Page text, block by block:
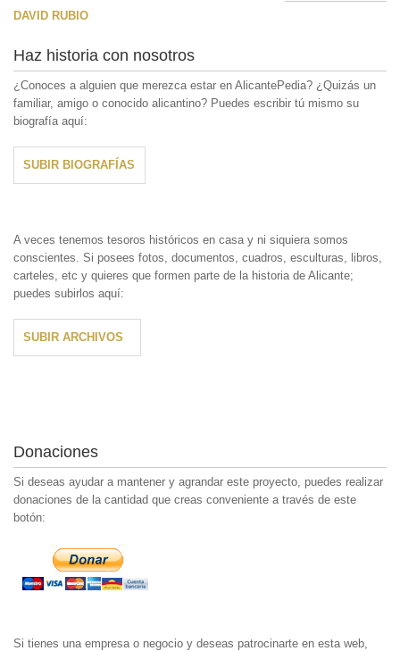
DAVID RUBIO
Haz historia con nosotros
¿Conoces a alguien que merezca estar en AlicantePedia? ¿Quizás un
familiar, amigo o conocido alicantino? Puedes escribir tú mismo su
biografía aquí:
SUBIR BIOGRAFÍAS
A veces tenemos tesoros históricos en casa y ni siquiera somos
conscientes. Si posees fotos, documentos, cuadros, esculturas, libros,
carteles, etc y quieres que formen parte de la historia de Alicante;
puedes subirlos aquí:
SUBIR ARCHIVOS
Donaciones
Si deseas ayudar a mantener y agrandar este proyecto, puedes realizar
donaciones de la cantidad que creas conveniente a través de este
botón:
Si tienes una empresa o negocio y deseas patrocinarte en esta web,